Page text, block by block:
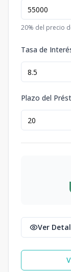
20% del precio
Tasa de
Plazo del
Ver